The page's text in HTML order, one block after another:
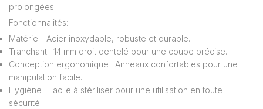
prolongées.
Fonctionnalités:
Matériel : Acier inoxydable, robuste et durable.
Tranchant : 14 mm droit dentelé pour une coupe précise.
Conception ergonomique : Anneaux confortables pour une
manipulation facile.
Hygiène : Facile à stériliser pour une utilisation en toute
sécurité.